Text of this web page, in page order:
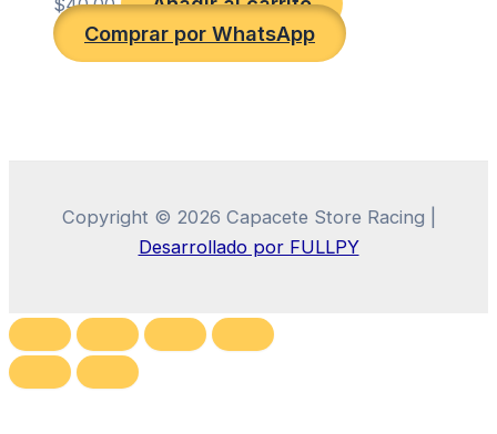
$40.00
Comprar por WhatsApp
Copyright © 2026 Capacete Store Racing |
Desarrollado por FULLPY